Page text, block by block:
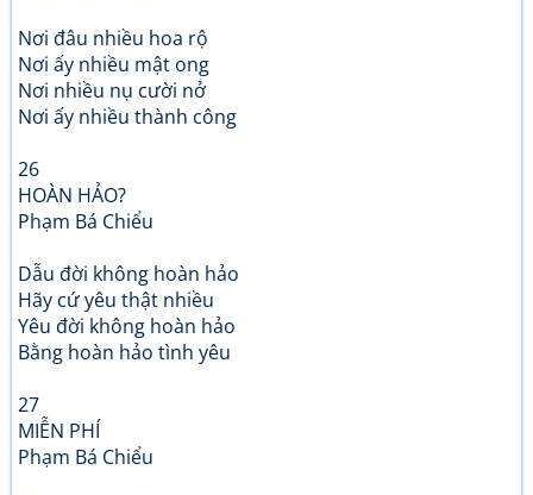
Nơi đâu nhiều hoa rộ
Nơi ấy nhiều mật ong
Nơi nhiều nụ cười nở
Nơi ấy nhiều thành công
26
HOÀN HẢO?
Phạm Bá Chiểu
Dẫu đời không hoàn hảo
Hãy cứ yêu thật nhiều
Yêu đời không hoàn hảo
Bằng hoàn hảo tình yêu
27
MIỄN PHÍ
Phạm Bá Chiểu